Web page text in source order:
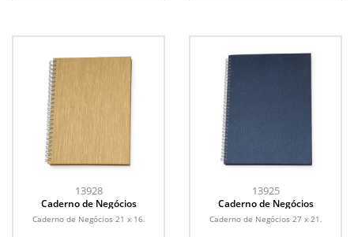
13928
Caderno de Negócios
Caderno de Negócios 21 x 16.
13925
Caderno de Negócios
Caderno de Negócios 27 x 21.